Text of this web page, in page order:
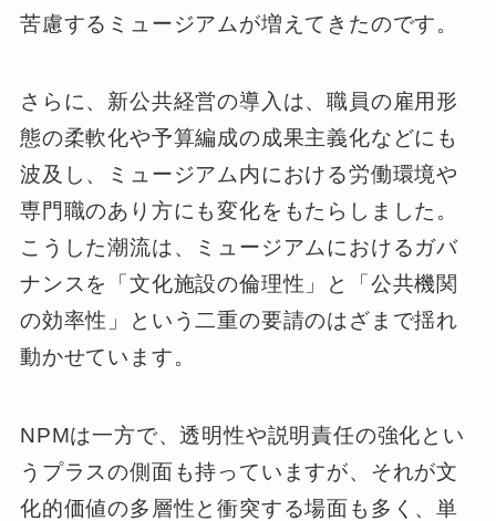
苦慮するミュージアムが増えてきたのです。
さらに、新公共経営の導入は、職員の雇用形
態の柔軟化や予算編成の成果主義化などにも
波及し、ミュージアム内における労働環境や
専門職のあり方にも変化をもたらしました。
こうした潮流は、ミュージアムにおけるガバ
ナンスを「文化施設の倫理性」と「公共機関
の効率性」という二重の要請のはざまで揺れ
動かせています。
NPMは一方で、透明性や説明責任の強化とい
うプラスの側面も持っていますが、それが文
化的価値の多層性と衝突する場面も多く、単